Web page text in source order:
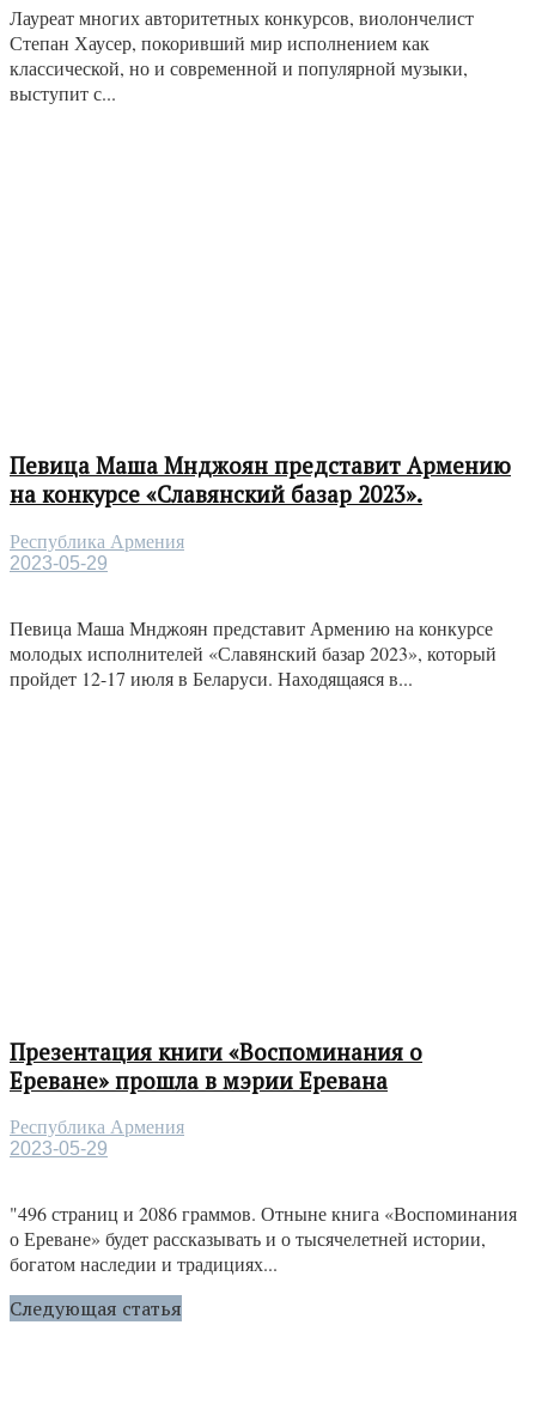
Лауреат многих авторитетных конкурсов, виолончелист
Степан Хаусер, покоривший мир исполнением как
классической, но и современной и популярной музыки,
выступит с...
Певица Маша Мнджоян представит Армению
на конкурсе «Славянский базар 2023».
Республика Армения
2023-05-29
Певица Маша Мнджоян представит Армению на конкурсе
молодых исполнителей «Славянский базар 2023», который
пройдет 12-17 июля в Беларуси. Находящаяся в...
Презентация книги «Воспоминания о
Ереване» прошла в мэрии Еревана
Республика Армения
2023-05-29
"496 страниц и 2086 граммов. Отныне книга «Воспоминания
о Ереване» будет рассказывать и о тысячелетней истории,
богатом наследии и традициях...
Следующая статья